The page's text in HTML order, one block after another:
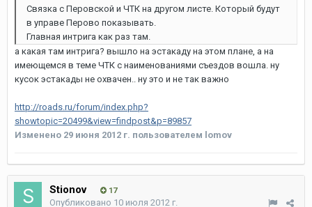
Связка с Перовской и ЧТК на другом листе. Который будут
в управе Перово показывать.
Главная интрига как раз там.
а какая там интрига? вышло на эстакаду на этом плане, а на
имеющемся в теме ЧТК с наименованиями съездов вошла. ну
кусок эстакады не охвачен.. ну это и не так важно
http://roads.ru/forum/index.php?
showtopic=20499&view=findpost&p=89857
Изменено 29 июня 2012 г. пользователем lomov
Stionov 17
Опубликовано 10 июля 2012 г.